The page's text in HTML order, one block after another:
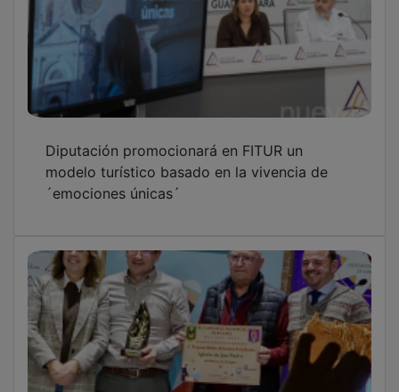
modelo turístico basado en la vivencia de
´emociones únicas´